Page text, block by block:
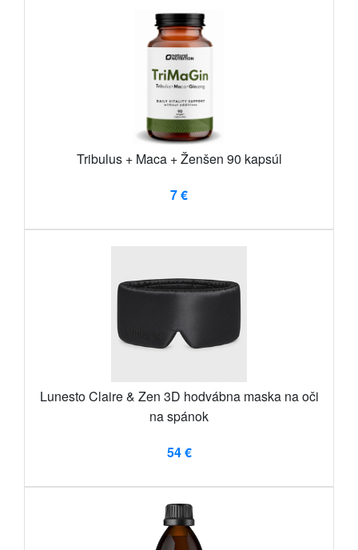
Tribulus + Maca + Ženšen 90 kapsúl
7 €
Lunesto Claire & Zen 3D hodvábna maska ​​na oči
na spánok
54 €